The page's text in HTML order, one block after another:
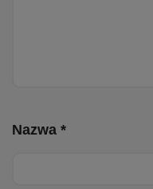
Nazwa *